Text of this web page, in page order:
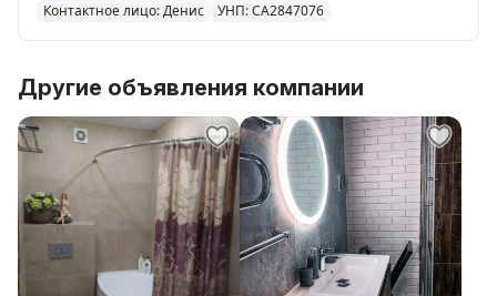
Контактное лицо: Денис
УНП: CA2847076
Другие объявления компании